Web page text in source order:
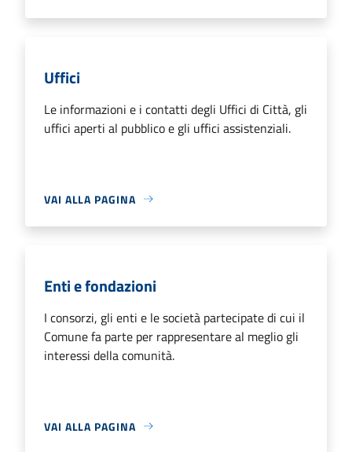
Uffici
Le informazioni e i contatti degli Uffici di Città, gli
uffici aperti al pubblico e gli uffici assistenziali.
VAI ALLA PAGINA
Enti e fondazioni
I consorzi, gli enti e le società partecipate di cui il
Comune fa parte per rappresentare al meglio gli
interessi della comunità.
VAI ALLA PAGINA